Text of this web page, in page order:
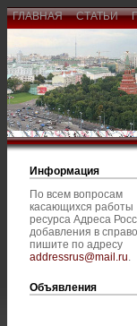
ГЛАВНАЯ СТАТЬИ
Информация
По всем вопросам
касающихся работы
ресурса Адреса
добавления в
пишите по адресу
addressrus@mail.ru.
Объявления